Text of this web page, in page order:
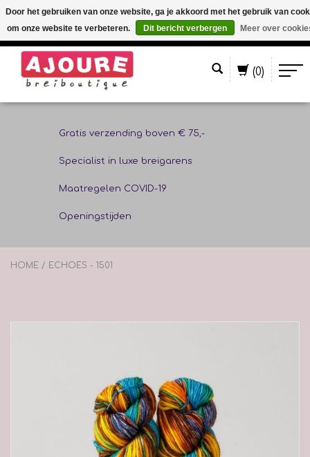
(0)
Gratis verzending boven € 75,-
Specialist in luxe breigarens
Maatregelen COVID-19
Openingstijden
HOME / ECHOES - 1501
Door het gebruiken van onze website, ga je akkoord met het gebruik van
om onze website te verbeteren.
Dit bericht verbergen Meer over